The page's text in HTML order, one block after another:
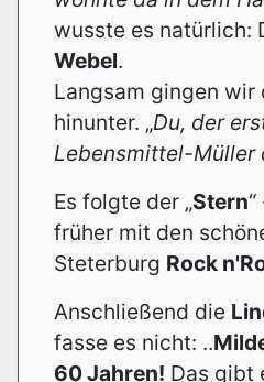
wusste es natürlich:
Webel.
Langsam gingen wir
hinunter. „Du, der
Lebensmittel-Müller
Es folgte der „Stern
früher mit den
Steterburg Rock
Anschließend die
fasse es nicht: ..
60 Jahren! Das gibt